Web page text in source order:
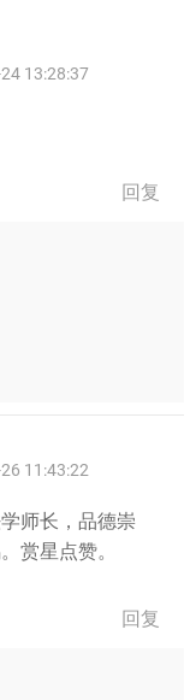
13:28:37
回复
11:43:22
师长，品德崇
赏星点赞。
回复